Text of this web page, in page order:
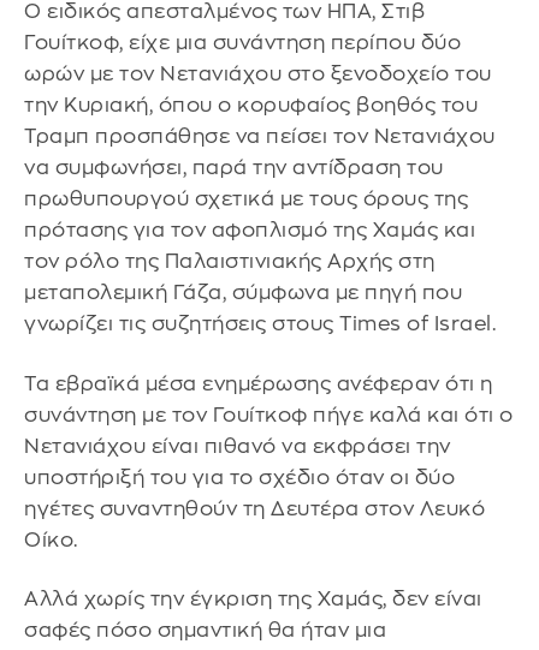
Ο ειδικός απεσταλμένος των ΗΠΑ, Στιβ
Γουίτκοφ, είχε μια συνάντηση περίπου δύο
ωρών με τον Νετανιάχου στο ξενοδοχείο του
την Κυριακή, όπου ο κορυφαίος βοηθός του
Τραμπ προσπάθησε να πείσει τον Νετανιάχου
να συμφωνήσει, παρά την αντίδραση του
πρωθυπουργού σχετικά με τους όρους της
πρότασης για τον αφοπλισμό της Χαμάς και
τον ρόλο της Παλαιστινιακής Αρχής στη
μεταπολεμική Γάζα, σύμφωνα με πηγή που
γνωρίζει τις συζητήσεις στους Times of Israel.
Τα εβραϊκά μέσα ενημέρωσης ανέφεραν ότι η
συνάντηση με τον Γουίτκοφ πήγε καλά και ότι ο
Νετανιάχου είναι πιθανό να εκφράσει την
υποστήριξή του για το σχέδιο όταν οι δύο
ηγέτες συναντηθούν τη Δευτέρα στον Λευκό
Οίκο.
Αλλά χωρίς την έγκριση της Χαμάς, δεν είναι
σαφές πόσο σημαντική θα ήταν μια